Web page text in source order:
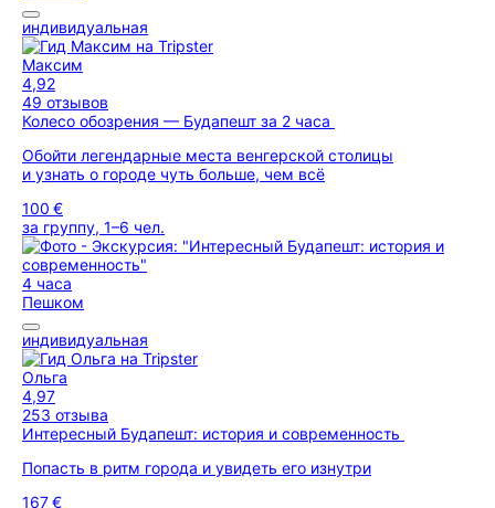
индивидуальная
Максим
4,92
49 отзывов
Колесо обозрения — Будапешт за 2 часа
Обойти легендарные места венгерской столицы
и узнать о городе чуть больше, чем всё
100 €
за группу, 1–6 чел.
4 часа
Пешком
индивидуальная
Ольга
4,97
253 отзыва
Интересный Будапешт: история и современность
Попасть в ритм города и увидеть его изнутри
167 €